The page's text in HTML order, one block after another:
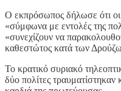
Ο εκπρόσωπος δήλωσε ότι οι
«σύμφωνα με εντολές της
«συνεχίζουν να
καθεστώτος κατά των
Το κρατικό συριακό
δύο πολίτες τραυματίστηκαν